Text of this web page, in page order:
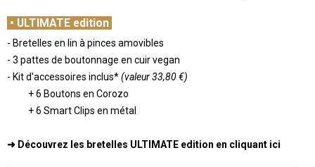
• ULTIMATE edition
- Bretelles en lin à pinces amovibles
- 3 pattes de boutonnage en cuir vegan
- Kit d'accessoires inclus*(valeur 33,80 €)
+ 6 Boutons en Corozo
+ 6 Smart Clips en métal
➜ Découvrez les bretelles ULTIMATE edition en cliquant ici